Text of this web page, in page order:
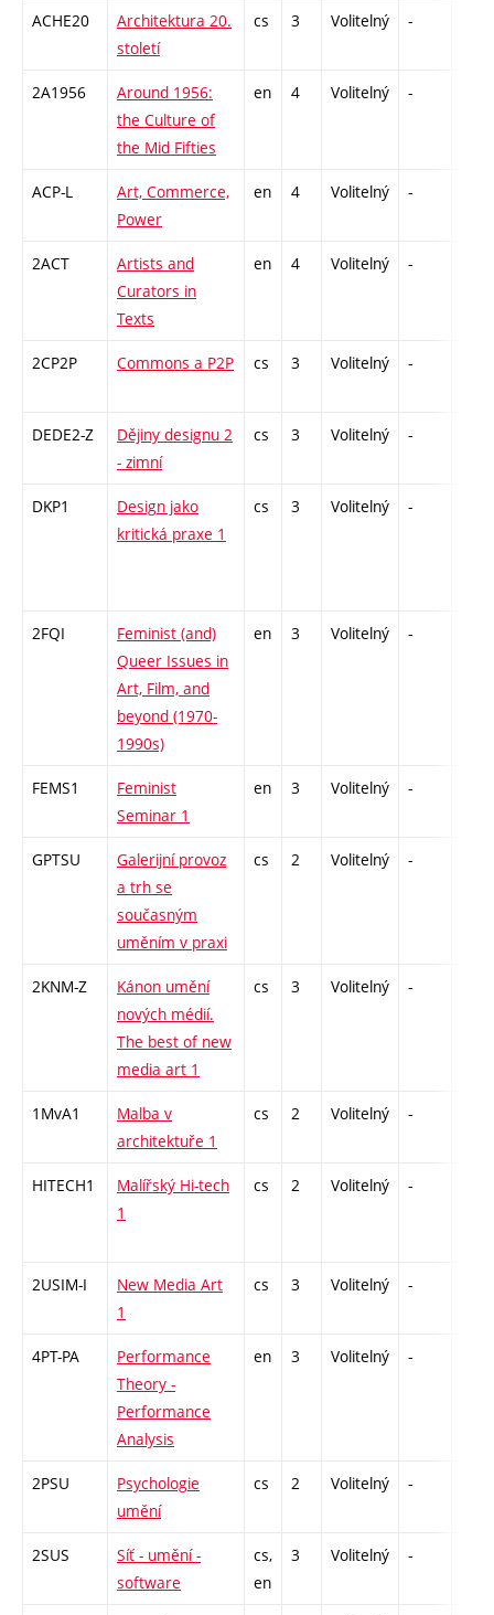
ACHE20
Architektura 20.
století
cs 3 Volitelný -
2A1956
Around 1956:
the Culture of
the Mid Fifties
en 4 Volitelný -
ACP-L
Art, Commerce,
Power
en 4 Volitelný -
2ACT
Artists and
Curators in
Texts
en 4 Volitelný -
2CP2P Commons a P2P cs 3 Volitelný -
DEDE2-Z
Dějiny designu 2
- zimní
cs 3 Volitelný -
DKP1
Design jako
kritická praxe 1
cs 3 Volitelný -
2FQI
Feminist (and)
Queer Issues in
Art, Film, and
beyond (1970-
1990s)
en 3 Volitelný -
FEMS1
Feminist
Seminar 1
en 3 Volitelný -
GPTSU
Galerijní provoz
a trh se
současným
uměním v praxi
cs 2 Volitelný -
2KNM-Z
Kánon umění
nových médií.
The best of new
media art 1
cs 3 Volitelný -
1MvA1
Malba v
architektuře 1
cs 2 Volitelný -
HITECH1
Malířský Hi-tech
1
cs 2 Volitelný -
2USIM-I
New Media Art
1
cs 3 Volitelný -
4PT-PA
Performance
Theory -
Performance
Analysis
en 3 Volitelný -
2PSU
Psychologie
umění
cs 2 Volitelný -
2SUS
Síť - umění -
software
cs,
en
3 Volitelný -